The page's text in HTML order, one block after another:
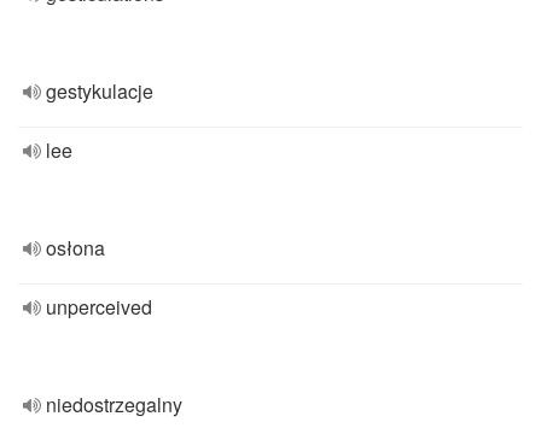
gestykulacje
lee
osłona
unperceived
niedostrzegalny